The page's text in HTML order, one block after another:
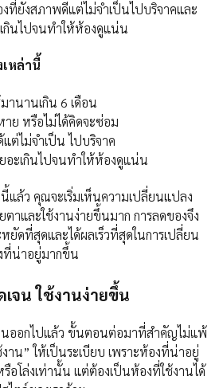
ที่ยังสภาพดีแต่ไม่จำเป็นไปบริจาคและ
กินไปจนทำให้ห้องดูแน่น
หล่านี้
านานเกิน 6 เดือน
ย หรือไม่ได้คิดจะซ่อม
ต่ไม่จำเป็น ไปบริจาค
อะเกินไปจนทำให้ห้องดูแน่น
ล้ว คุณจะเริ่มเห็นความเปลี่ยนแปลง
าและใช้งานง่ายขึ้นมาก การลดของจึง
ยัดที่สุดและได้ผลเร็วที่สุดในการเปลี่ยน
ที่น่าอยู่มากขึ้น
จน ใช้งานง่ายขึ้น
นออกไปแล้ว ขั้นตอนต่อมาที่สำคัญไม่แพ้
าน” ให้เป็นระเบียบ เพราะห้องที่น่าอยู่
อโล่งเท่านั้น แต่ต้องเป็นห้องที่ใช้งานได้